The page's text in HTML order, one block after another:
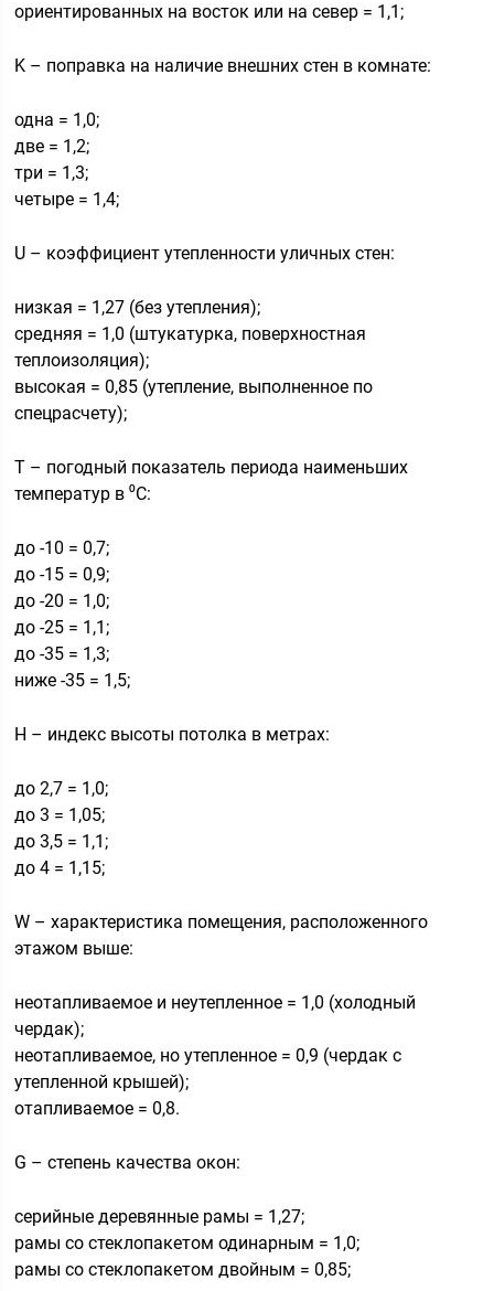
ориентированных на восток или на север = 1,1;
K – поправка на наличие внешних стен в комнате:
одна = 1,0;
две = 1,2;
три = 1,3;
четыре = 1,4;
U – коэффициент утепленности уличных стен:
низкая = 1,27 (без утепления);
средняя = 1,0 (штукатурка, поверхностная
теплоизоляция);
высокая = 0,85 (утепление, выполненное по
спецрасчету);
T – погодный показатель периода наименьших
температур в ⁰С:
до -10 = 0,7;
до -15 = 0,9;
до -20 = 1,0;
до -25 = 1,1;
до -35 = 1,3;
ниже -35 = 1,5;
H – индекс высоты потолка в метрах:
до 2,7 = 1,0;
до 3 = 1,05;
до 3,5 = 1,1;
до 4 = 1,15;
W – характеристика помещения, расположенного
этажом выше:
неотапливаемое и неутепленное = 1,0 (холодный
чердак);
неотапливаемое, но утепленное = 0,9 (чердак с
утепленной крышей);
отапливаемое = 0,8.
G – степень качества окон:
серийные деревянные рамы = 1,27;
рамы со стеклопакетом одинарным = 1,0;
рамы со стеклопакетом двойным = 0,85;